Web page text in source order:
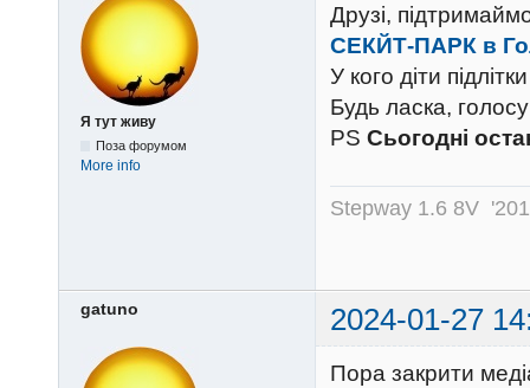
Я тут живу
Поза форумом
More info
Друзі,
СЕКЙТ-ПАРК в
У кого діти
Будь ласка,
PS Сьогодні
Stepway 1.6 8V
gatuno 2024-01-27
Пора закрити